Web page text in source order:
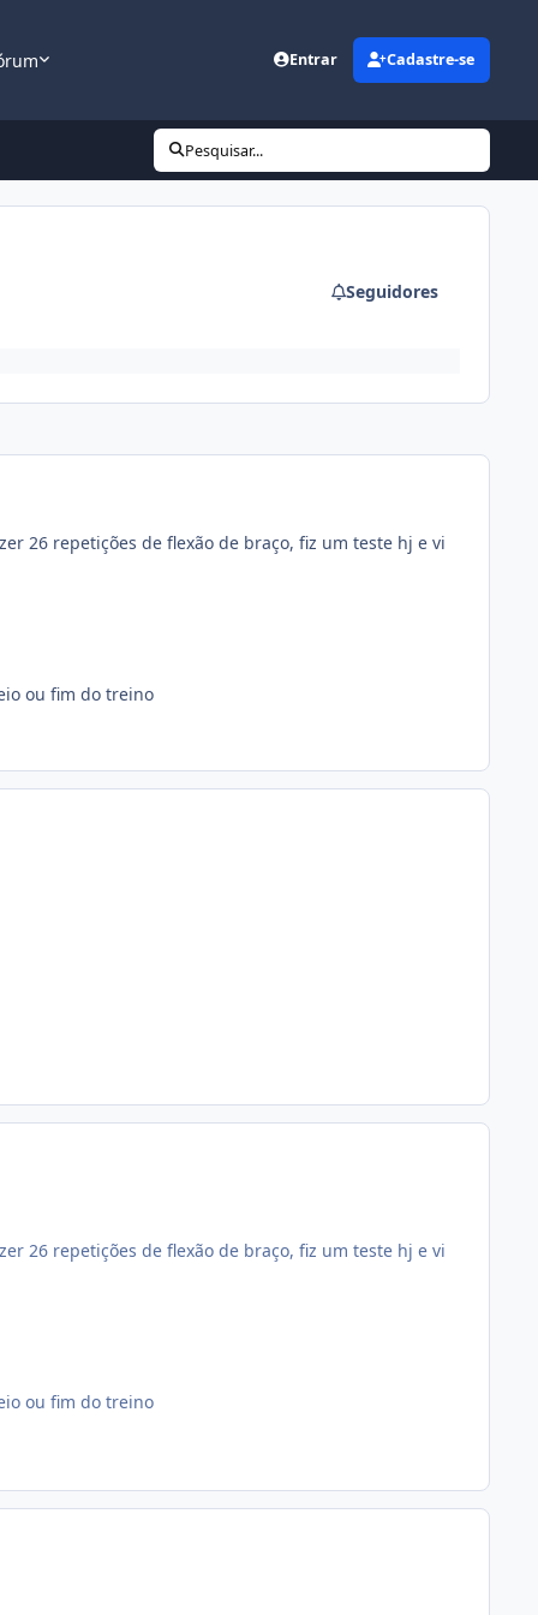
Entrar Cadastre-se
Pesquisar...
Seguidores
26 repetições de flexão de braço, fiz um teste hj e vi
ou fim do treino
26 repetições de flexão de braço, fiz um teste hj e vi
ou fim do treino